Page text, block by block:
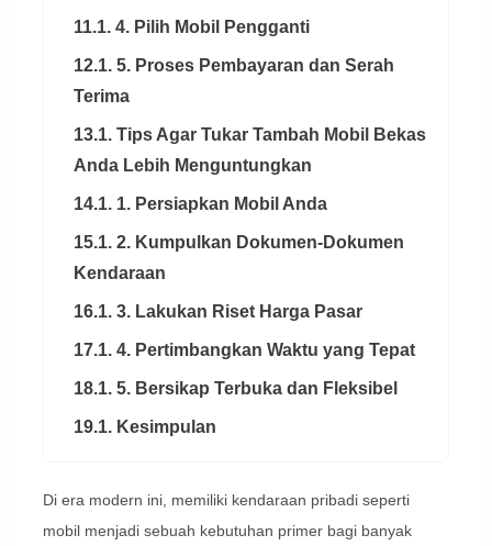
11.1. 4. Pilih Mobil Pengganti
12.1. 5. Proses Pembayaran dan Serah
Terima
13.1. Tips Agar Tukar Tambah Mobil Bekas
Anda Lebih Menguntungkan
14.1. 1. Persiapkan Mobil Anda
15.1. 2. Kumpulkan Dokumen-Dokumen
Kendaraan
16.1. 3. Lakukan Riset Harga Pasar
17.1. 4. Pertimbangkan Waktu yang Tepat
18.1. 5. Bersikap Terbuka dan Fleksibel
19.1. Kesimpulan
Di era modern ini, memiliki kendaraan pribadi seperti
mobil menjadi sebuah kebutuhan primer bagi banyak